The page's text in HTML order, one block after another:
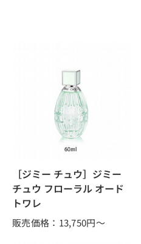
［ジミー チュウ］ジミー
チュウ フローラル オード
トワレ
販売価格：13,750円～